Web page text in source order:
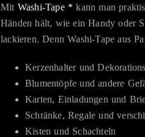
Mit Washi-Tape * kann man
Händen hält, wie ein Handy oder
lackieren. Denn Washi-Tape aus
Kerzenhalter und
Blumentöpfe und andere
Karten, Einladungen und
Schränke, Regale und
Kisten und Schachteln